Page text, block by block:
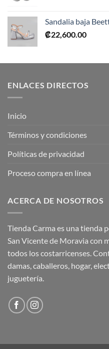
Sandalia baja
₡22,600.00
ENLACES DIRECTOS
Inicio
Términos y condiciones
Políticas de privacidad
Proceso compra en línea
ACERCA DE NOSOTROS
Tienda Carma es una tienda
San Vicente de Moravia con
todos los costarricenses.
damas, caballeros, hogar,
juguetería.